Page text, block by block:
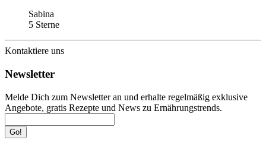
Sabina
5 Sterne
Kontaktiere uns
Newsletter
Melde Dich zum Newsletter an und erhalte regelmäßig exklusive
Angebote, gratis Rezepte und News zu Ernährungstrends.
Go!